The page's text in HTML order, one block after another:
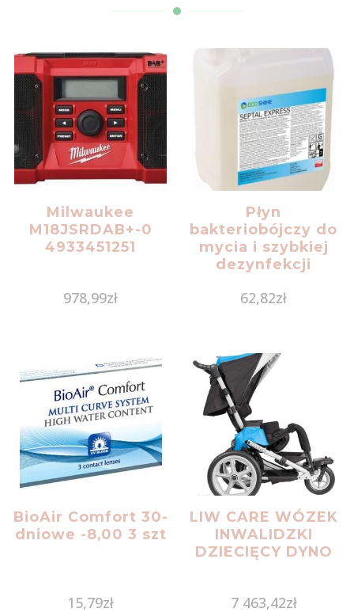
Milwaukee
M18JSRDAB+-0
4933451251
978,99zł
Płyn
bakteriobójczy do
mycia i szybkiej
dezynfekcji
SEPTAL EXPRESS
62,82zł
BioAir Comfort 30-
dniowe -8,00 3 szt
15,79zł
LIW CARE WÓZEK
INWALIDZKI
DZIECIĘCY DYNO
7 463,42zł